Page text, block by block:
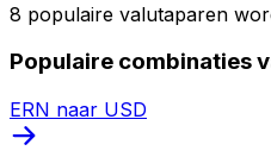
8 populaire valutaparen
Populaire combinaties
ERN naar USD